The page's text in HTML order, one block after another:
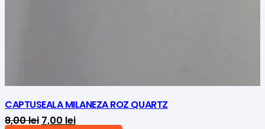
CAPTUSEALA MILANEZA ROZ QUARTZ
8,00lei Prețul
7,00 leiPrețul